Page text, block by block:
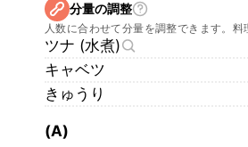
分量の調整
人数に合わせて分量を調整できます。
ツナ (水煮)
キャベツ
きゅうり
(A)